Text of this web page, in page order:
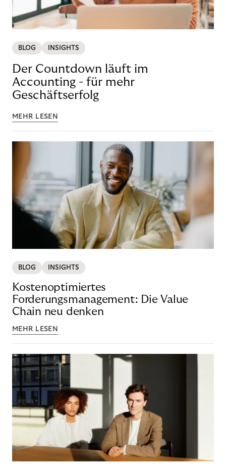
BLOG INSIGHTS
Der Countdown läuft im
Accounting - für mehr
Geschäftserfolg
MEHR LESEN
BLOG INSIGHTS
Kostenoptimiertes
Forderungsmanagement: Die Value
Chain neu denken
MEHR LESEN